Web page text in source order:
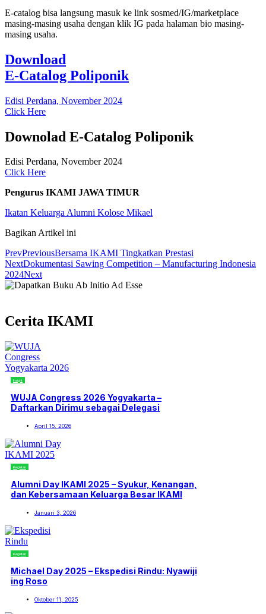
E-catalog bisa langsung masuk ke link sosmed/IG/marketplace
masing-masing usaha dengan klik IG pada halaman bio masing-
masing usaha.
Download
E-Catalog Poliponik
Edisi Perdana, November 2024
Click Here
Downolad E-Catalog Poliponik
Edisi Perdana, November 2024
Click Here
Pengurus IKAMI JAWA TIMUR
Ikatan Keluarga Alumni Kolose Mikael
Bagikan Artikel ini
PrevPreviousBersama IKAMI Tingkatkan Prestasi
NextDokumentasi Sawing Competition – Manufacturing Indonesia
2024Next
Cerita IKAMI
Insight
WUJA Congress 2026 Yogyakarta –
Daftarkan Dirimu sebagai Delegasi
April 15, 2026
Kegiatan
Alumni Day IKAMI 2025 – Syukur, Kenangan,
dan Kebersamaan Keluarga Besar IKAMI
Januari 3, 2026
Kegiatan
Michael Day 2025 – Ekspedisi Rindu: Nyawiji
ing Roso
Oktober 11, 2025